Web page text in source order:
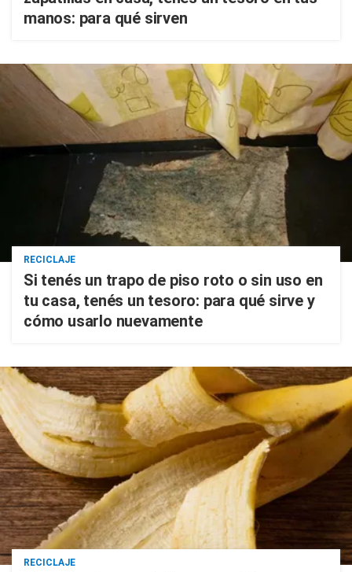
manos: para qué sirven
RECICLAJE
Si tenés un trapo de piso roto o sin uso en
tu casa, tenés un tesoro: para qué sirve y
cómo usarlo nuevamente
RECICLAJE